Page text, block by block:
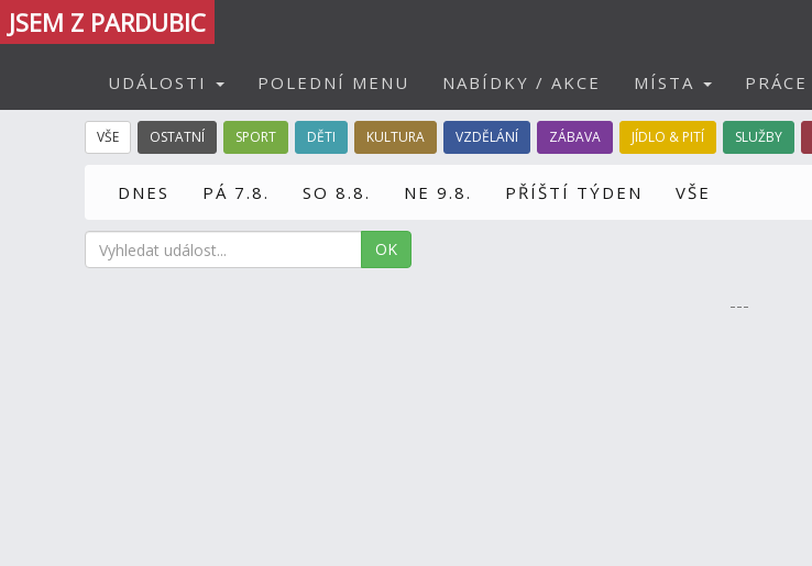
JSEM Z PARDUBIC
UDÁLOSTI POLEDNÍ MENU NABÍDKY / AKCE MÍSTA PRÁCE
VŠE OSTATNÍ SPORT DĚTI KULTURA VZDĚLÁNÍ ZÁBAVA JÍDLO & PITÍ SLUŽBY
DNES PÁ 7.8. SO 8.8. NE 9.8. PŘÍŠTÍ TÝDEN VŠE
OK
---